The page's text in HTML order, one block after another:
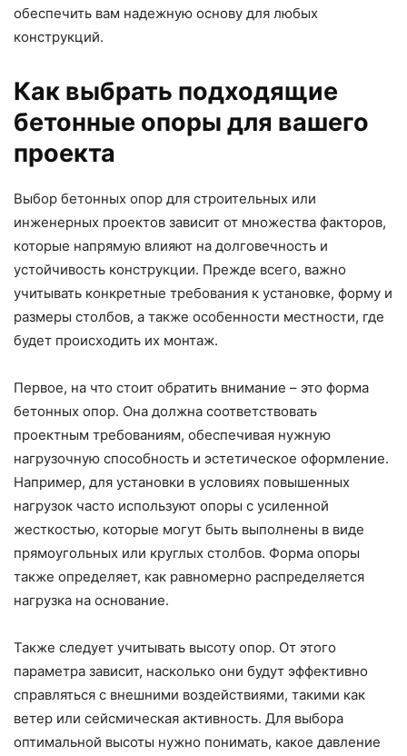
обеспечить вам надежную основу для любых
конструкций.
Как выбрать подходящие
бетонные опоры для вашего
проекта
Выбор бетонных опор для строительных или
инженерных проектов зависит от множества факторов,
которые напрямую влияют на долговечность и
устойчивость конструкции. Прежде всего, важно
учитывать конкретные требования к установке, форму и
размеры столбов, а также особенности местности, где
будет происходить их монтаж.
Первое, на что стоит обратить внимание – это форма
бетонных опор. Она должна соответствовать
проектным требованиям, обеспечивая нужную
нагрузочную способность и эстетическое оформление.
Например, для установки в условиях повышенных
нагрузок часто используют опоры с усиленной
жесткостью, которые могут быть выполнены в виде
прямоугольных или круглых столбов. Форма опоры
также определяет, как равномерно распределяется
нагрузка на основание.
Также следует учитывать высоту опор. От этого
параметра зависит, насколько они будут эффективно
справляться с внешними воздействиями, такими как
ветер или сейсмическая активность. Для выбора
оптимальной высоты нужно понимать, какое давление